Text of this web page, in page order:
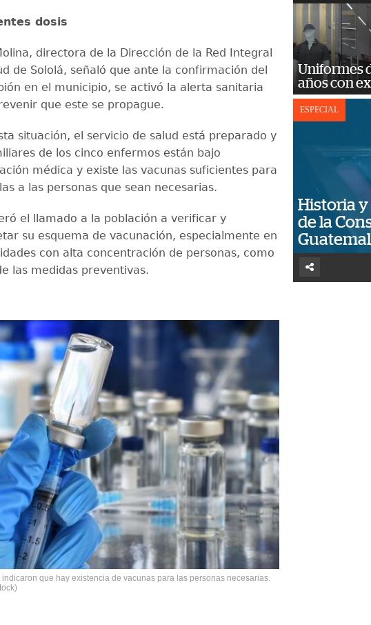
dosis
directora de la Dirección de la Red Integral
de Sololá, señaló que ante la confirmación del
en el municipio, se activó la alerta sanitaria
que este se propague.
situación, el servicio de salud está preparado y
de los cinco enfermos están bajo
médica y existe las vacunas suficientes para
a las personas que sean necesarias.
el llamado a la población a verificar y
su esquema de vacunación, especialmente en
con alta concentración de personas, como
las medidas preventivas.
que hay existencia de vacunas para las personas necesarias.
Uniformes
años con
ESPECIAL
Historia y
de la